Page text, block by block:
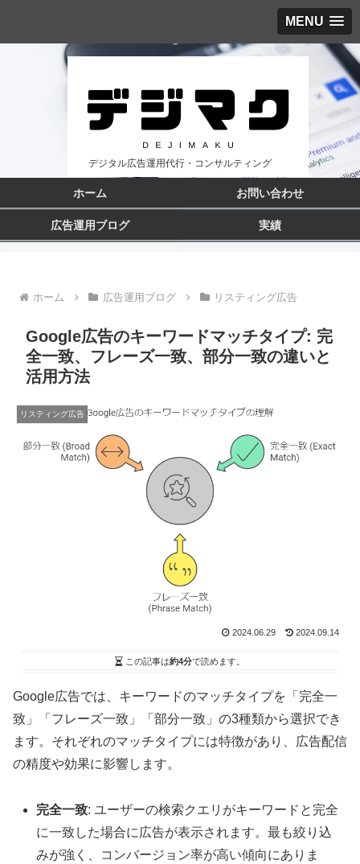
MENU
デジタル広告運用代行・コンサルティング
ホーム お問い合わせ
広告運用ブログ 実績
ホーム 広告運用ブログ リスティング広告
Google広告のキーワードマッチタイプ: 完
全一致、フレーズ一致、部分一致の違いと
活用方法
リスティング広告
2024.06.29 2024.09.14
この記事は約4分で読めます。
Google広告では、キーワードのマッチタイプを「完全一
致」「フレーズ一致」「部分一致」の3種類から選択でき
ます。それぞれのマッチタイプには特徴があり、広告配信
の精度や効果に影響します。
完全一致: ユーザーの検索クエリがキーワードと完全
に一致した場合に広告が表示されます。最も絞り込
みが強く、コンバージョン率が高い傾向にありま